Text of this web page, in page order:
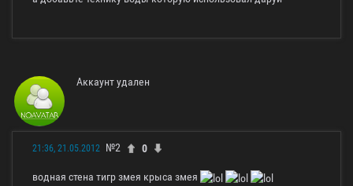
Аккаунт удален
21:36, 21.05.2012 №2 0
водная стена тигр змея крыса змея